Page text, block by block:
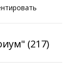
(217)